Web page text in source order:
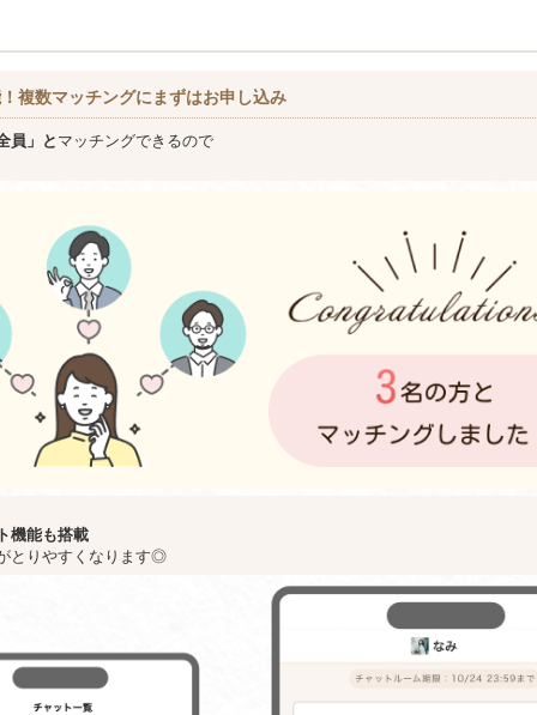
複数マッチングにまずはお申し込み
員」と マッチングできるので
機能も搭載
とりやすくなります◎